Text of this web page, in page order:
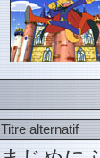
Titre alternatif